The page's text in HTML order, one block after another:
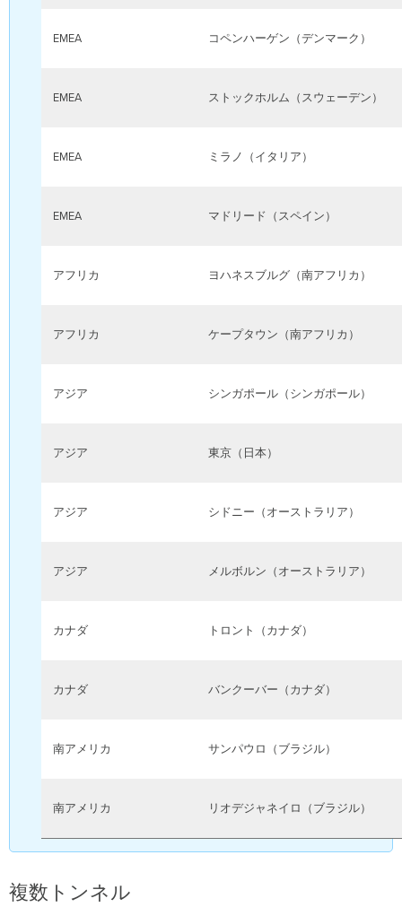
EMEA コペンハーゲン（デンマーク）
EMEA ストックホルム（スウェーデン）
EMEA ミラノ（イタリア）
EMEA マドリード（スペイン）
アフリカ ヨハネスブルグ（南アフリカ）
アフリカ ケープタウン（南アフリカ）
アジア シンガポール（シンガポール）
アジア 東京（日本）
アジア シドニー（オーストラリア）
アジア メルボルン（オーストラリア）
カナダ トロント（カナダ）
カナダ バンクーバー（カナダ）
南アメリカ サンパウロ（ブラジル）
南アメリカ リオデジャネイロ（ブラジル）
複数トンネル